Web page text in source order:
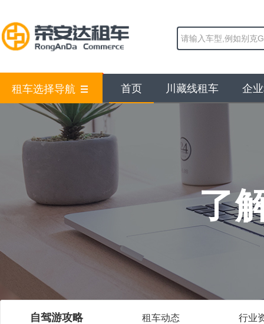
租车选择导航 首页 川藏线租车 企
了
自驾游攻略 租车动态 行业